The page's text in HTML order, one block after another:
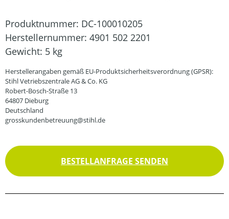
Produktnummer: DC-100010205
Herstellernummer: 4901 502 2201
Gewicht: 5 kg
Herstellerangaben gemäß EU-Produktsicherheitsverordnung (GPSR):
Stihl Vetriebszentrale AG & Co. KG
Robert-Bosch-Straße 13
64807 Dieburg
Deutschland
grosskundenbetreuung@stihl.de
BESTELLANFRAGE SENDEN